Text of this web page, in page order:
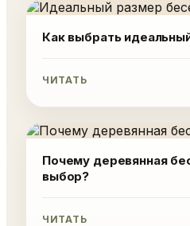
Как выбрать
ЧИТАТЬ
Почему деревянная
выбор?
ЧИТАТЬ